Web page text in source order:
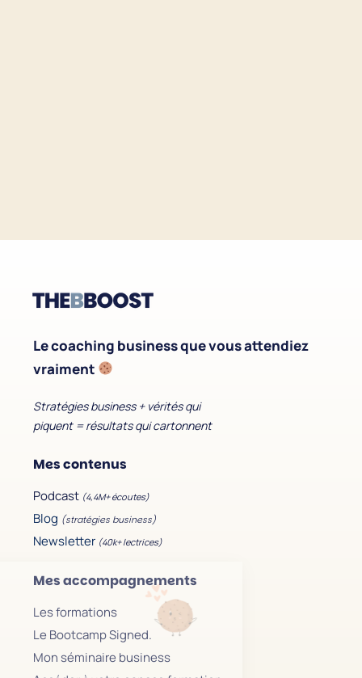
Continuer sans accepter
Hello c'est nous...
les cookies d'Aline !
On a attendu d'être super sûrs que vous
kiffiez TheBBoost avant de vous déranger,
mais on aimerait bien vous accompagner pendant votre visite ...
C'est OK pour vous ?
Le coaching business que vous attendiez
vraiment
Stratégies business + vérités qui
piquent = résultats qui cartonnent
Mes contenus
Podcast (4,4M+ écoutes)
Blog (stratégies business)
Newsletter (40k+ lectrices)
Mes accompagnements
Les formations
Le Bootcamp Signed.
Mon séminaire business